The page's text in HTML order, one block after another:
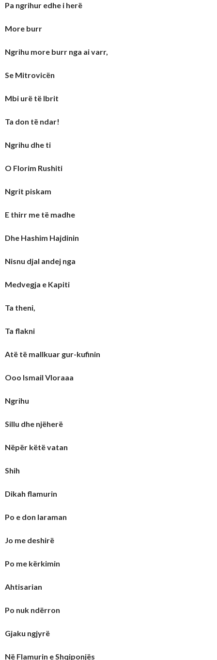
Pa ngrihur edhe i herë
More burr
Ngrihu more burr nga ai varr,
Se Mitrovicën
Mbi urë të Ibrit
Ta don të ndar!
Ngrihu dhe ti
O Florim Rushiti
Ngrit piskam
E thirr me të madhe
Dhe Hashim Hajdinin
Nisnu djal andej nga
Medvegja e Kapiti
Ta theni,
Ta flakni
Atë të mallkuar gur-kufinin
Ooo Ismail Vloraaa
Ngrihu
Sillu dhe njëherë
Nëpër këtë vatan
Shih
Dikah flamurin
Po e don laraman
Jo me deshirë
Po me kërkimin
Ahtisarian
Po nuk ndërron
Gjaku ngjyrë
Në Flamurin e Shqiponjës